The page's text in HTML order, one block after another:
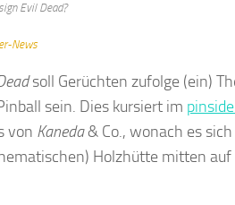
Evil Dead?
News
soll Gerüchten zufolge (ein)
sein. Dies kursiert im
von Kaneda& Co., wonach es
Holzhütte mitten